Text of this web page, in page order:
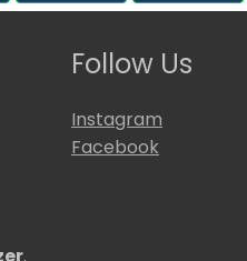
Follow Us
Instagram
Facebook